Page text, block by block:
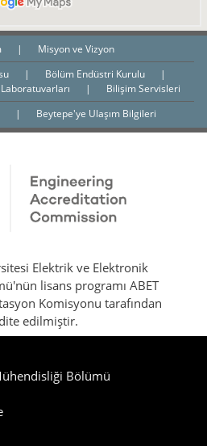
|
Misyon ve Vizyon
| Bölüm Endüstri Kurulu
|
|
Bilişim Servisleri
| Beytepe'ye Ulaşım Bilgileri
Elektrik ve Elektronik
lisans programı ABET
Komisyonu tarafından
edilmiştir.
Bölümü